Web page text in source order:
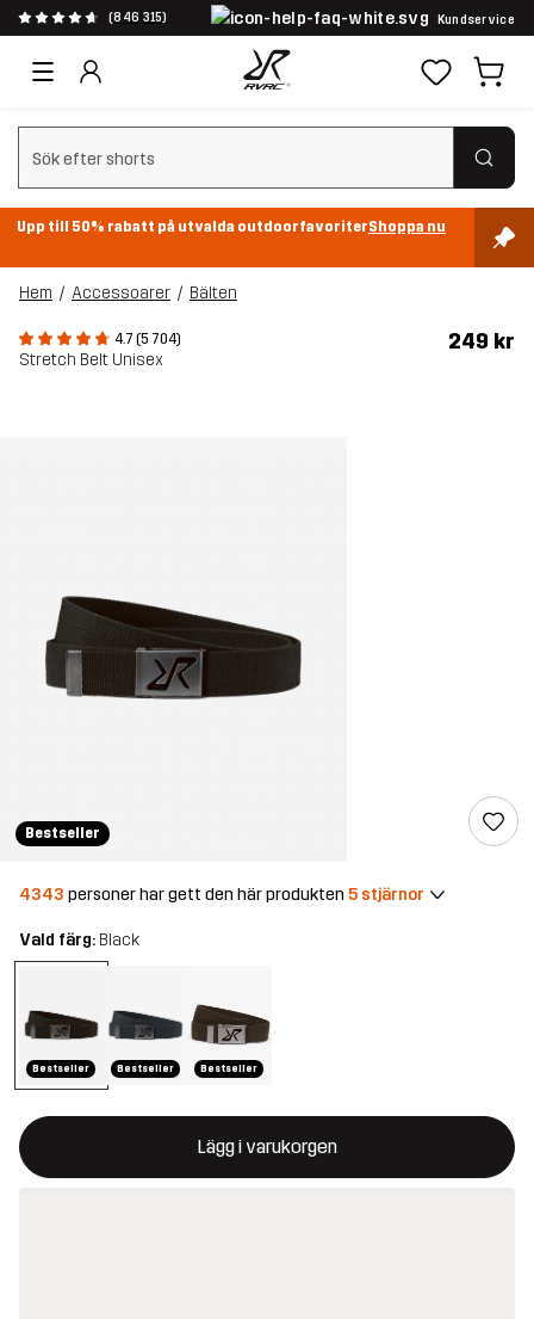
(846 315) Kundservice
Rensa sök
Upp till 50% rabatt på utvalda outdoorfavoriterShoppa nu
Hem Accessoarer Bälten
4.7 (5 704)
Stretch Belt Unisex
249 kr
Bestseller
4343 personer har gett den här produkten 5 stjärnor
Vald färg: Black
Bestseller Bestseller Bestseller
Lägg i varukorgen
Denna knapp kommer att öppna en modal som bekräftar en ny
{{size}} inte tillgänglig